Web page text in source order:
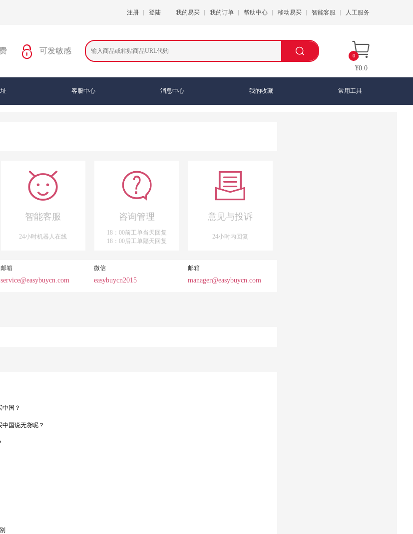
注册 登陆 我的易买 我的订单 帮助中心 移动易买 智能客服 人工服务
可发敏感
0
¥0.0
客服中心 消息中心 我的收藏 常用工具
智能客服
24小时机器人在线
咨询管理
18：00前工单当天回复
18：00后工单隔天回复
意见与投诉
24小时内回复
邮箱
service@easybuycn.com
微信
easybuycn2015
邮箱
manager@easybuycn.com
国？
国说无货呢？